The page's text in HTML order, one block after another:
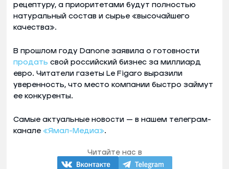
рецептуру, а приоритетами будут полностью
натуральный состав и сырье «высочайшего
качества».
В прошлом году Danone заявила о готовности
продать свой российский бизнес за миллиард
евро. Читатели газеты Le Figaro выразили
уверенность, что место компании быстро займут
ее конкуренты.
Самые актуальные новости — в нашем телеграм-
канале «Ямал-Медиа».
Читайте нас в